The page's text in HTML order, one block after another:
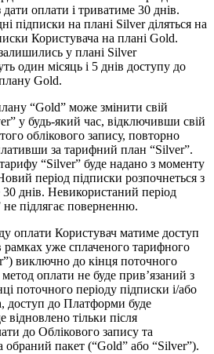
оплати і триватиме 30 днів.
підписки на плані Silver діляться на
Користувача на плані Gold.
у плані Silver
один місяць і 5 днів доступу до
Gold.
“Gold” може змінити свій
у будь-який час, відключивши свій
облікового запису, повторно
за тарифний план “Silver”.
“Silver” буде надано з моменту
період підписки розпочнеться з
днів. Невикористаний період
підлягає поверненню.
оплати Користувач матиме доступ
рамках уже сплаченого тарифного
виключно до кінця поточного
оплати не буде прив’язаний з
поточного періоду підписки і/або
доступ до Платформи буде
відновлено тільки після
до Облікового запису та
обраний пакет (“Gold” або “Silver”).